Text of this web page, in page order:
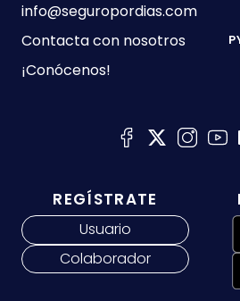
info@seguropordias.com
Contacta con nosotros
¡Conócenos!
REGÍSTRATE
Usuario
Colaborador